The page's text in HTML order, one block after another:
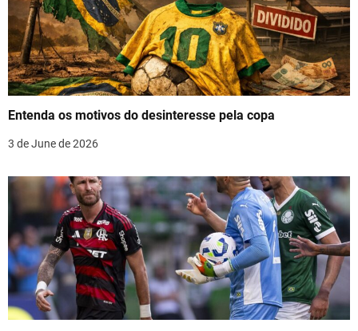
i
g
a
t
n
Entenda os motivos do desinteresse pela copa
3 de June de 2026